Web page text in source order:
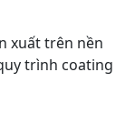
xuất trên nền
trình coating